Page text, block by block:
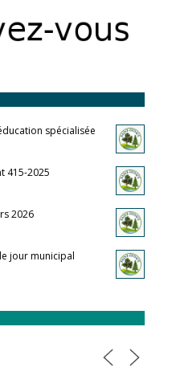
spécialisée
415-2025
2026
jour municipal